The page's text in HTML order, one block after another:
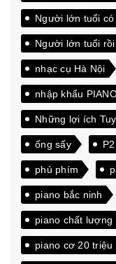
Người lớn tuổi
Người lớn tuổi
nhạc cụ Hà Nội
nhập khẩu
Những lợi ích
từ sớm
ống sấy P2
phủ phím
piano bắc ninh
piano chất lượng
piano cơ 20 triệu